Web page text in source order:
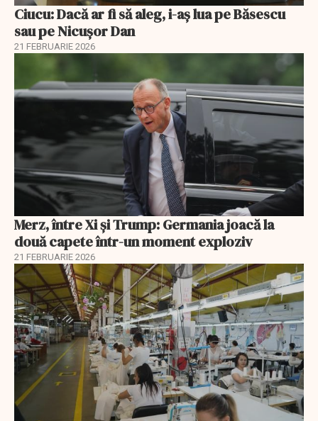
Ciucu: Dacă ar fi să aleg, i-aș lua pe Băsescu
sau pe Nicușor Dan
21 FEBRUARIE 2026
Merz, între Xi și Trump: Germania joacă la
două capete într-un moment exploziv
21 FEBRUARIE 2026